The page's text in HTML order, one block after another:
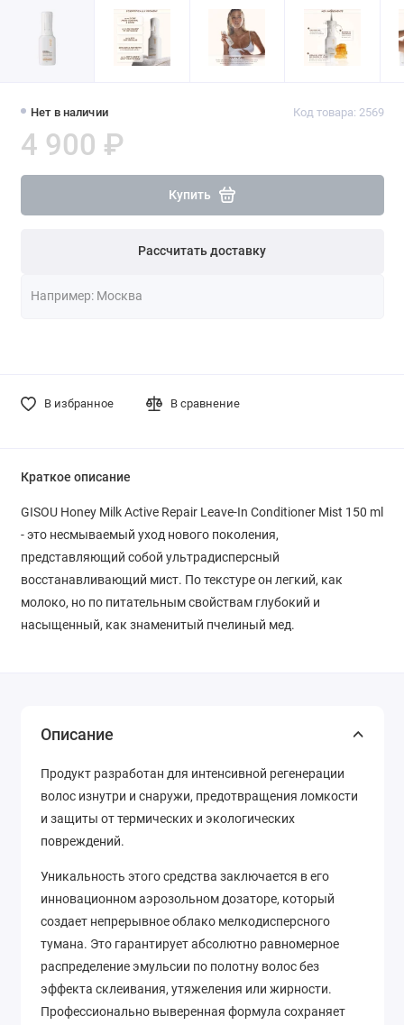
Нет в наличии Код товара: 2569
4 900 ₽
Купить
Рассчитать доставку
В избранное В сравнение
Краткое описание
GISOU Honey Milk Active Repair Leave-In Conditioner Mist 150 ml
- это несмываемый уход нового поколения,
представляющий собой ультрадисперсный
восстанавливающий мист. По текстуре он легкий, как
молоко, но по питательным свойствам глубокий и
насыщенный, как знаменитый пчелиный мед.
Описание
Продукт разработан для интенсивной регенерации
волос изнутри и снаружи, предотвращения ломкости
и защиты от термических и экологических
повреждений.
Уникальность этого средства заключается в его
инновационном аэрозольном дозаторе, который
создает непрерывное облако мелкодисперсного
тумана. Это гарантирует абсолютно равномерное
распределение эмульсии по полотну волос без
эффекта склеивания, утяжеления или жирности.
Профессионально выверенная формула сохраняет